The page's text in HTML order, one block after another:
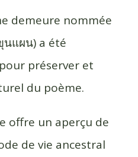
demeure nommée
แผน) a été
préserver et
du poème.
offre un aperçu de
de vie ancestral